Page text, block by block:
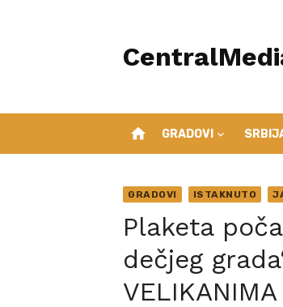
home GRADOVI
GRADOVI ISTAKNUTO
Plaketa
dečjeg
VELIKANIMA